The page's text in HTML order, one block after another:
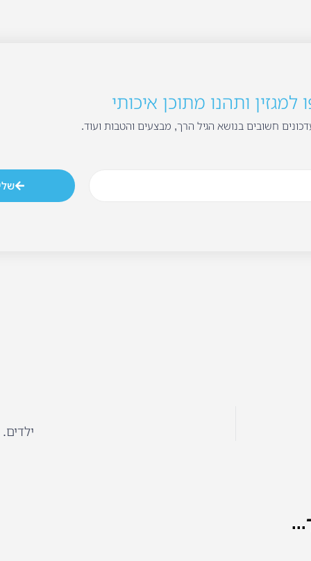
למגזין ותהנו מתוכן איכותי
חשובים בנושא הגיל הרך, מבצעים והטבות ועוד.